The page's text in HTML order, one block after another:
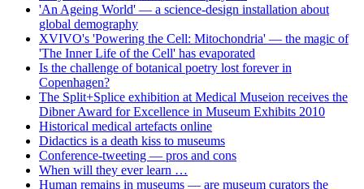
'An Ageing World' — a science-design installation about
global demography
XVIVO's 'Powering the Cell: Mitochondria' — the magic of
'The Inner Life of the Cell' has evaporated
Is the challenge of botanical poetry lost forever in
Copenhagen?
The Split+Splice exhibition at Medical Museion receives the
Dibner Award for Excellence in Museum Exhibits 2010
Historical medical artefacts online
Didactics is a death kiss to museums
Conference-tweeting — pros and cons
When will they ever learn …
Human remains in museums — are museum curators the